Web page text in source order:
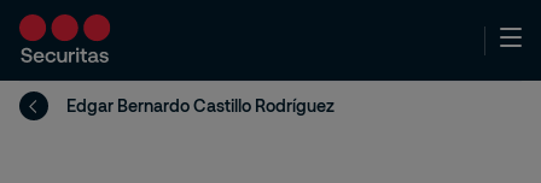
Edgar Bernardo Castillo Rodríguez